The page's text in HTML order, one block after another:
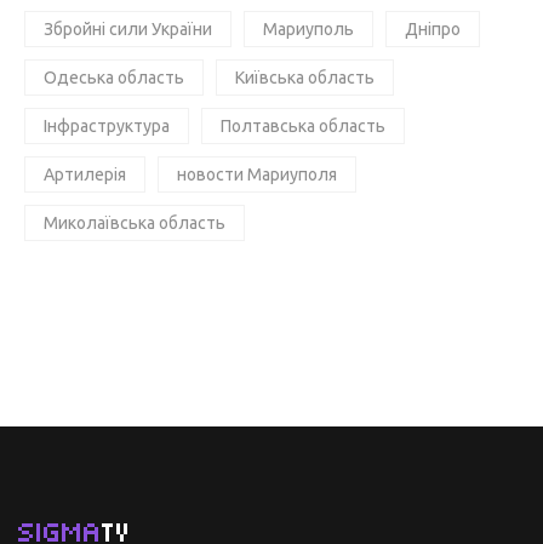
Збройні сили України Мариуполь Дніпро
Одеська область Київська область
Інфраструктура Полтавська область
Артилерія новости Мариуполя
Миколаївська область
SIGMATV